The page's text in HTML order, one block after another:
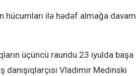
hücumları ilə hədəf almağa davam
üçüncü raundu 23 iyulda başa
Vladimir Medinski